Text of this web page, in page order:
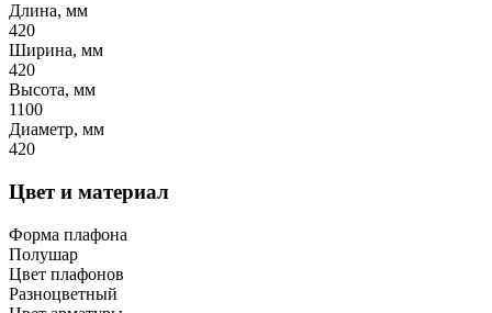
Длина, мм
420
Ширина, мм
420
Высота, мм
1100
Диаметр, мм
420
Цвет и материал
Форма плафона
Полушар
Цвет плафонов
Разноцветный